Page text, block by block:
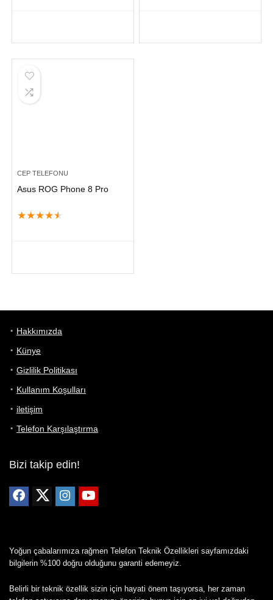
CEP TELEFONU
Asus ROG Phone 8 Pro
★★★★★
Hakkımızda
Künye
Gizlilik Politikası
Kullanım Koşulları
iletişim
Telefon Karşılaştırma
Bizi takip edin!
Yoğun çabalarımıza rağmen Telefon Teknik Özellikleri sayfamızdaki
bilgilerin %100 doğru olduğunu garanti edemeyiz.
Belirli bir teknik özellik sizin için hayati önem taşıyorsa, her zaman